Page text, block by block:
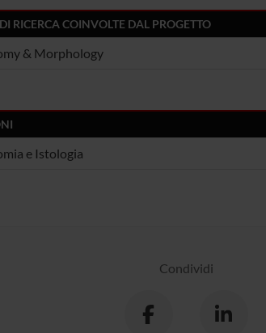
RICERCA COINVOLTE DAL PROGETTO
& Morphology
e Istologia
Condividi